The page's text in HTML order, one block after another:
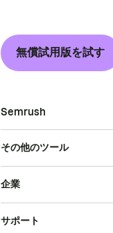
無償試用版を試す
Semrush
その他のツール
企業
サポート